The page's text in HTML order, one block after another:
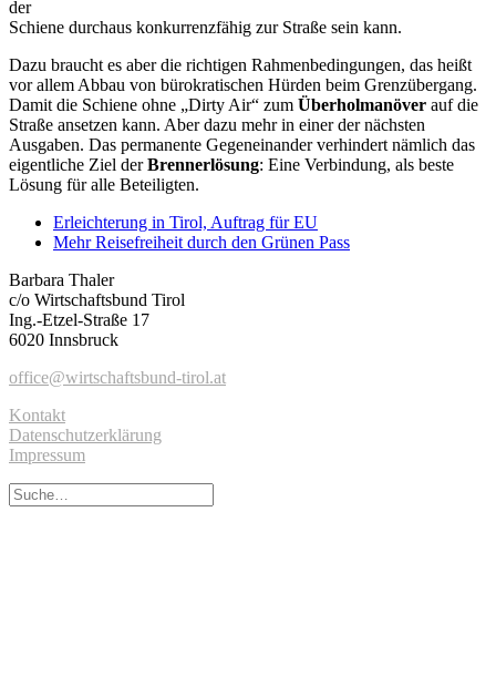
der
Schiene durchaus konkurrenzfähig zur Straße sein kann.
Dazu braucht es aber die richtigen Rahmenbedingungen, das heißt
vor allem Abbau von bürokratischen Hürden beim Grenzübergang.
Damit die Schiene ohne „Dirty Air“ zum Überholmanöver auf die
Straße ansetzen kann. Aber dazu mehr in einer der nächsten
Ausgaben. Das permanente Gegeneinander verhindert nämlich das
eigentliche Ziel derBrennerlösung: Eine Verbindung, als beste
Lösung für alle Beteiligten.
Erleichterung in Tirol, Auftrag für EU
Mehr Reisefreiheit durch den Grünen Pass
Barbara Thaler
c/o Wirtschaftsbund Tirol
Ing.-Etzel-Straße 17
6020 Innsbruck
office@wirtschaftsbund-tirol.at
Kontakt
Datenschutzerklärung
Impressum